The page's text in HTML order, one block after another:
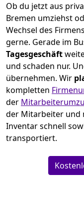
Ob du jetzt aus
Bremen umziehst
Wechsel des
gerne. Gerade im
Tagesgeschäft
und schaden nur.
übernehmen. Wir
kompletten
der
der Mitarbeiter und
Inventar schnell
transportiert.